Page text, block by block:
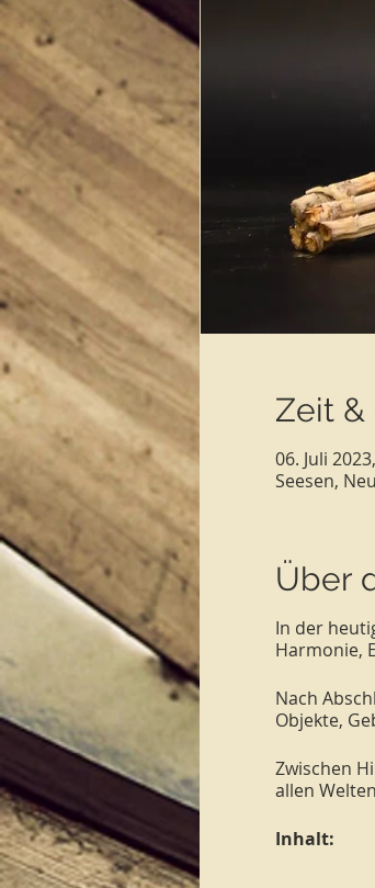
Zeit &
06. Juli
Seesen,
Über
In der
Harmonie,
Nach
Objekte,
Zwischen
allen
Inhalt: